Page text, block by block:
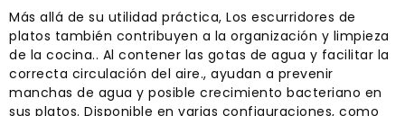
Más allá de su utilidad práctica, Los escurridores de
platos también contribuyen a la organización y limpieza
de la cocina.. Al contener las gotas de agua y facilitar la
correcta circulación del aire., ayudan a prevenir
manchas de agua y posible crecimiento bacteriano en
sus platos. Disponible en varias configuraciones, como